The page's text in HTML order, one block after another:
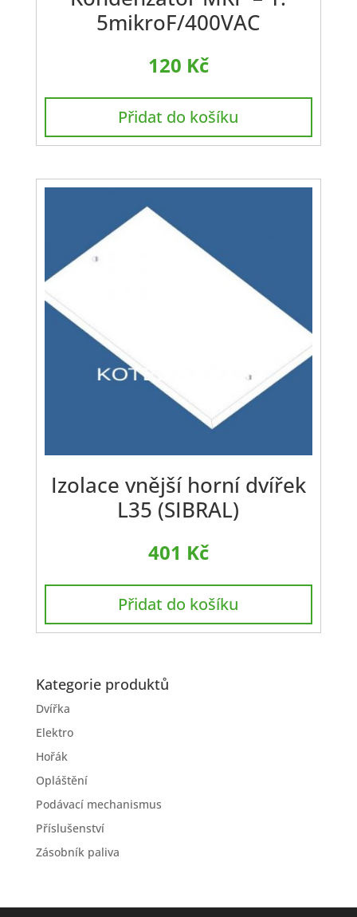
5mikroF/400VAC
120 Kč
Přidat do košíku
Izolace vnější horní dvířek
L35 (SIBRAL)
401 Kč
Přidat do košíku
Kategorie produktů
Dvířka
Elektro
Hořák
Opláštění
Podávací mechanismus
Příslušenství
Zásobník paliva